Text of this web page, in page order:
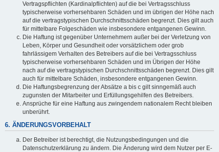
Vertragspflichten (Kardinalpflichten) auf die bei Vertragsschluss
typischerweise vorhersehbaren Schäden und im übrigen der Höhe nach
auf die vertragstypischen Durchschnittsschäden begrenzt. Dies gilt auch
für mittelbare Folgeschäden wie insbesondere entgangenen Gewinn.
Die Haftung ist gegenüber Unternehmern außer bei der Verletzung von
Leben, Körper und Gesundheit oder vorsätzlichem oder grob
fahrlässigem Verhalten des Betreibers auf die bei Vertragsschluss
typischerweise vorhersehbaren Schäden und im Übrigen der Höhe
nach auf die vertragstypischen Durchschnittsschäden begrenzt. Dies gilt
auch für mittelbare Schäden, insbesondere entgangenen Gewinn.
Die Haftungsbegrenzung der Absätze a bis c gilt sinngemäß auch
zugunsten der Mitarbeiter und Erfüllungsgehilfen des Betreibers.
Ansprüche für eine Haftung aus zwingendem nationalem Recht bleiben
unberührt.
6. ÄNDERUNGSVORBEHALT
Der Betreiber ist berechtigt, die Nutzungsbedingungen und die
Datenschutzerklärung zu ändern. Die Änderung wird dem Nutzer per E-